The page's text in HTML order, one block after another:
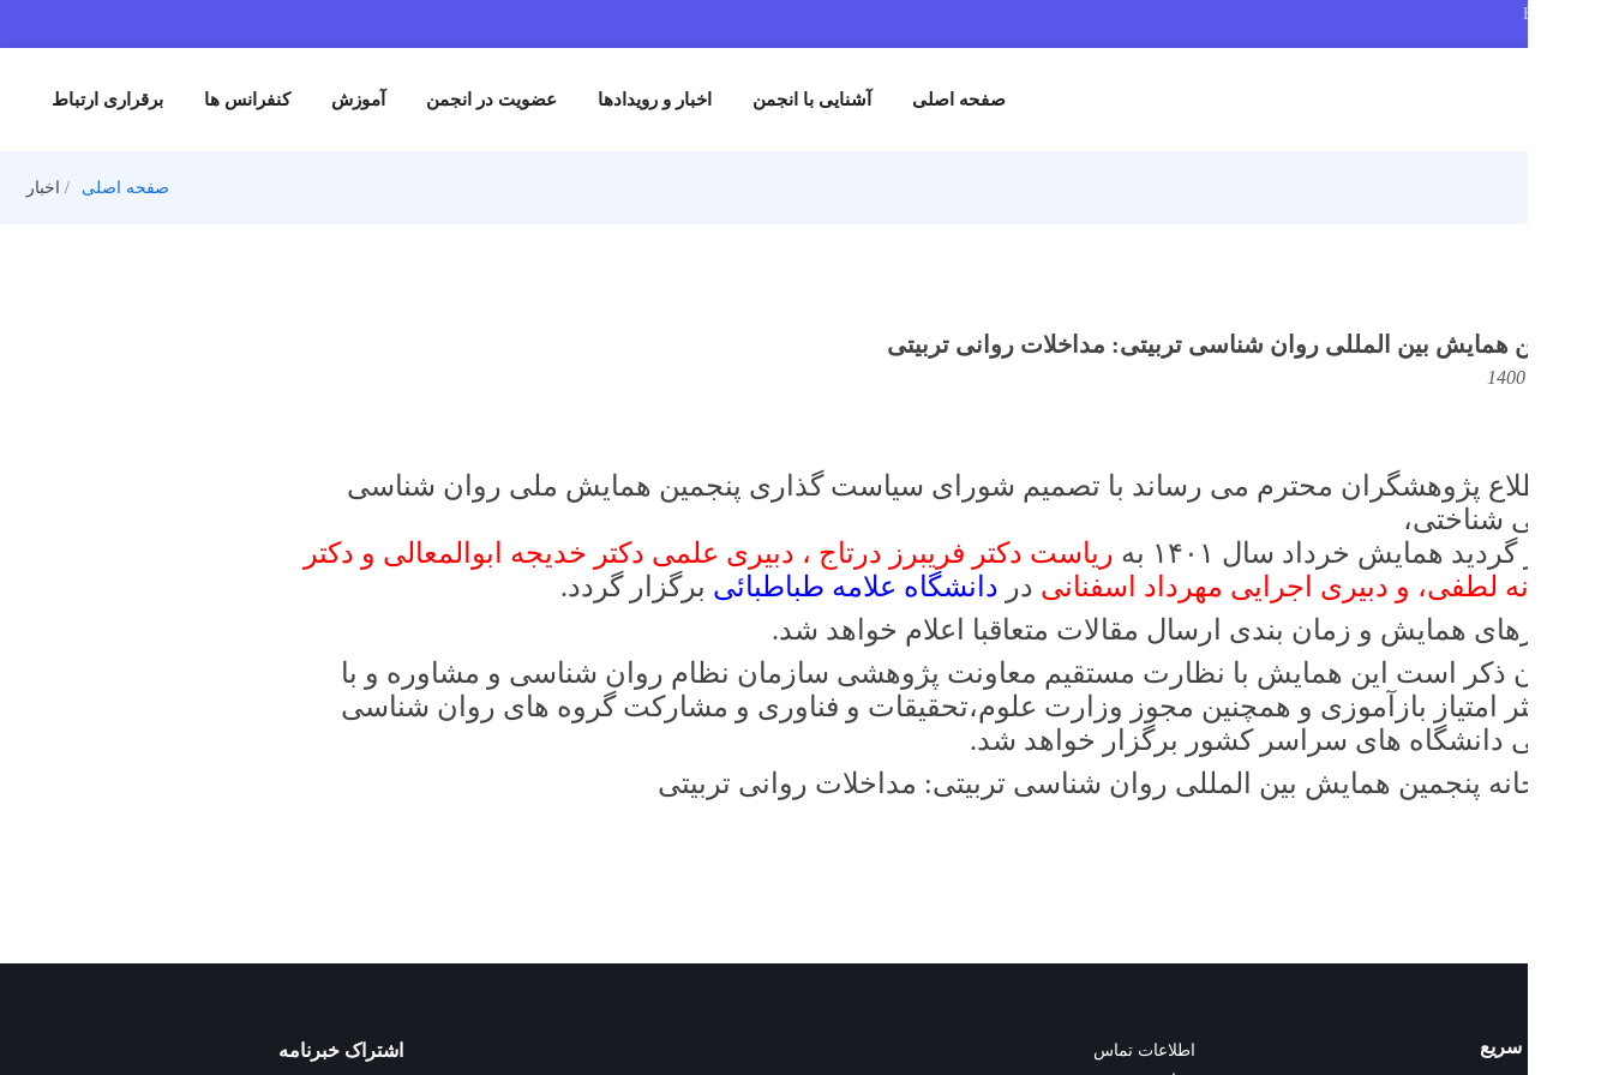
صفحه اصلی آشنایی با انجمن اخبار و رویدادها عضویت در انجمن آموزش کنفرانس ها برقراری ارتباط
صفحه اصلی اخبار
همایش بین المللی روان شناسی تربیتی: مداخلات روانی تربیتی
پژوهشگران محترم می رساند با تصمیم شورای سیاست گذاری پنجمین همایش ملی روان شناسی
شناختی،
همایش خرداد سال ۱۴۰۱ به
ریاست دکتر فریبرز درتاج ، دبیری علمی دکتر خدیجه ابوالمعالی و دکتر
لطفی، و دبیری اجرایی مهرداد اسفنانیدردانشگاه علامه طباطبائیبرگزار گردد.
همایش و زمان بندی ارسال مقالات متعاقبا اعلام خواهد شد.
ذکر است این همایش با نظارت مستقیم معاونت پژوهشی سازمان نظام روان شناسی و مشاوره و با
امتیاز بازآموزی و همچنین مجوز وزارت علوم،تحقیقات و فناوری و مشارکت گروه های روان شناسی
دانشگاه های سراسر کشور برگزار خواهد شد.
پنجمین همایش بین المللی روان شناسی تربیتی: مداخلات روانی تربیتی
اطلاعات تماس
اشتراک خبرنامه